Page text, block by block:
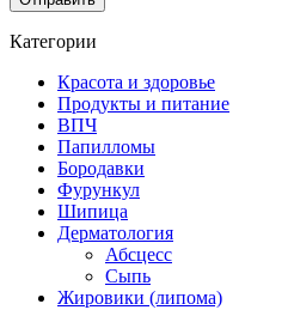
Категории
Красота и здоровье
Продукты и питание
ВПЧ
Папилломы
Бородавки
Фурункул
Шипица
Дерматология
Абсцесс
Сыпь
Жировики (липома)